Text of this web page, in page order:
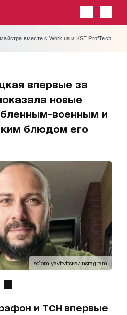
вместе с Work.ua и KSE ProfTech
впервые за
новые
военным и
блюдом его
solomiyavitvitska/Instagram
и ТСН впервые